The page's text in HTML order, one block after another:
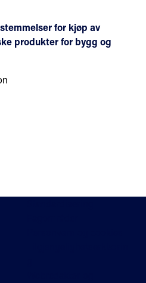
for kjøp av
produkter for bygg og